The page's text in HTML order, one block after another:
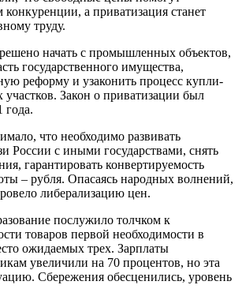
конкуренции, а приватизация станет
труду.
начать с промышленных объектов,
государственного имущества,
реформу и узаконить процесс купли-
Закон о приватизации был
года.
что необходимо развивать
России с иными государствами, снять
гарантировать конвертируемость
– рубля. Опасаясь народных волнений,
либерализацию цен.
послужило толчком к
товаров первой необходимости в
ожидаемых трех. Зарплаты
увеличили на 70 процентов, но эта
Сбережения обесценились, уровень